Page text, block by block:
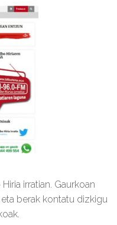
irratian. Gaurkoan
berak kontatu dizkigu